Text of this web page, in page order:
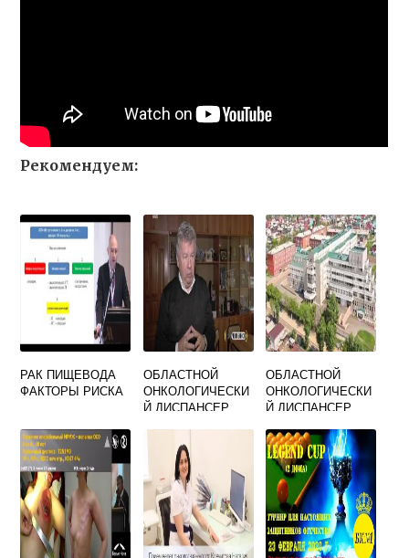
Рекомендуем:
РАК ПИЩЕВОДА
ФАКТОРЫ РИСКА
ОБЛАСТНОЙ
ОНКОЛОГИЧЕСКИ
Й ДИСПАНСЕР
ОБЛАСТНОЙ
ОНКОЛОГИЧЕСКИ
Й ДИСПАНСЕР
ОФИЦИАЛЬНЫЙ
САЙТ